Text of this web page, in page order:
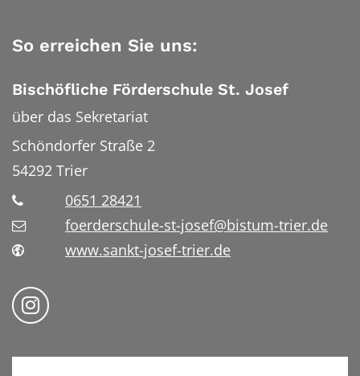
So erreichen Sie uns:
Bischöfliche Förderschule St. Josef
über das Sekretariat
Schöndorfer Straße 2
54292 Trier
0651 28421
foerderschule-st-josef@bistum-trier.de
www.sankt-josef-trier.de
Folge uns auf Instragram